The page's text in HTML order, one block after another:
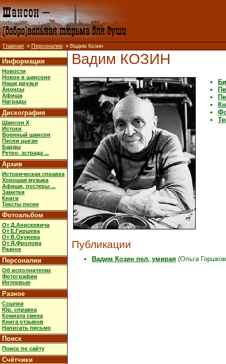
Главная » Персоналии » Вадим Козин
Информация
Новости
Новое в шансоне
Наши друзья
Анонсы
Афиша
Награды
Дискография
Шансон X
Истоки
Военный шансон
Песни цыган
Барды
Ретро, эстрада ...
Архив
Историческая справка
Хорошая музыка
Афиши, постеры ...
Заметки
Книги
Тексты песен
Фотоальбом
От Д.Анискевича
От Е.Гиршева
От В.Окунева
От Я.Фролова
Разное
Персоналии
Об исполнителях
Фотографии
Интервью
Разное
Ссылки
Юр. справка
Комната смеха
Книга отзывов
Написать письмо
Поиск
Поиск по сайту
Счётчики
Вадим КОЗИН
Публикации
Вадим Козин пел, умирая (Ольга